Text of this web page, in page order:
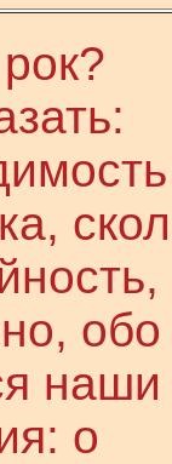
обо
наши
о